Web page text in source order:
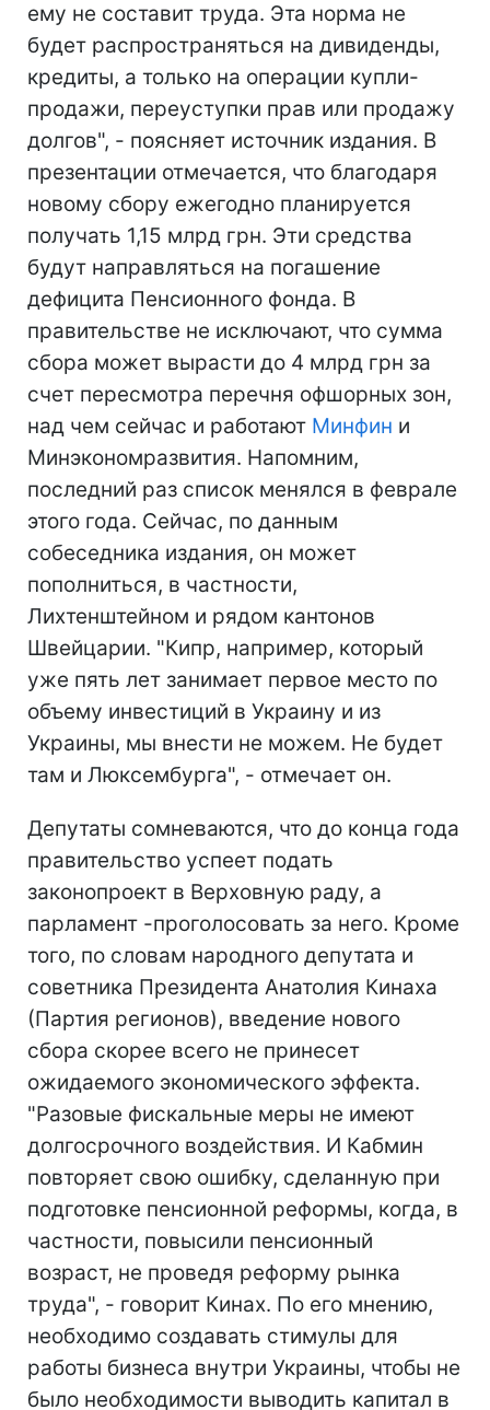
ему не составит труда. Эта норма не
будет распространяться на дивиденды,
кредиты, а только на операции купли-
продажи, переуступки прав или продажу
долгов", - поясняет источник издания. В
презентации отмечается, что благодаря
новому сбору ежегодно планируется
получать 1,15 млрд грн. Эти средства
будут направляться на погашение
дефицита Пенсионного фонда. В
правительстве не исключают, что сумма
сбора может вырасти до 4 млрд грн за
счет пересмотра перечня офшорных зон,
над чем сейчас и работают Минфин и
Минэкономразвития. Напомним,
последний раз список менялся в феврале
этого года. Сейчас, по данным
собеседника издания, он может
пополниться, в частности,
Лихтенштейном и рядом кантонов
Швейцарии. "Кипр, например, который
уже пять лет занимает первое место по
объему инвестиций в Украину и из
Украины, мы внести не можем. Не будет
там и Люксембурга", - отмечает он.
Депутаты сомневаются, что до конца года
правительство успеет подать
законопроект в Верховную раду, а
парламент -проголосовать за него. Кроме
того, по словам народного депутата и
советника Президента Анатолия Кинаха
(Партия регионов), введение нового
сбора скорее всего не принесет
ожидаемого экономического эффекта.
"Разовые фискальные меры не имеют
долгосрочного воздействия. И Кабмин
повторяет свою ошибку, сделанную при
подготовке пенсионной реформы, когда, в
частности, повысили пенсионный
возраст, не проведя реформу рынка
труда", - говорит Кинах. По его мнению,
необходимо создавать стимулы для
работы бизнеса внутри Украины, чтобы не
было необходимости выводить капитал в